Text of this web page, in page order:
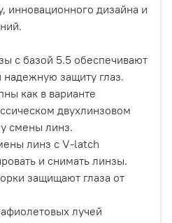
инновационного дизайна и
с базой 5.5 обеспечивают
защиту глаз.
как в варианте
двухлинзовом
смены линз.
линз с V-latch
и снимать линзы.
защищают глаза от
лучей